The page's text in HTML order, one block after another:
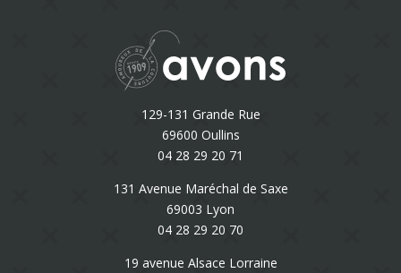
129-131 Grande Rue
69600 Oullins
04 28 29 20 71
131 Avenue Maréchal de Saxe
69003 Lyon
04 28 29 20 70
19 avenue Alsace Lorraine